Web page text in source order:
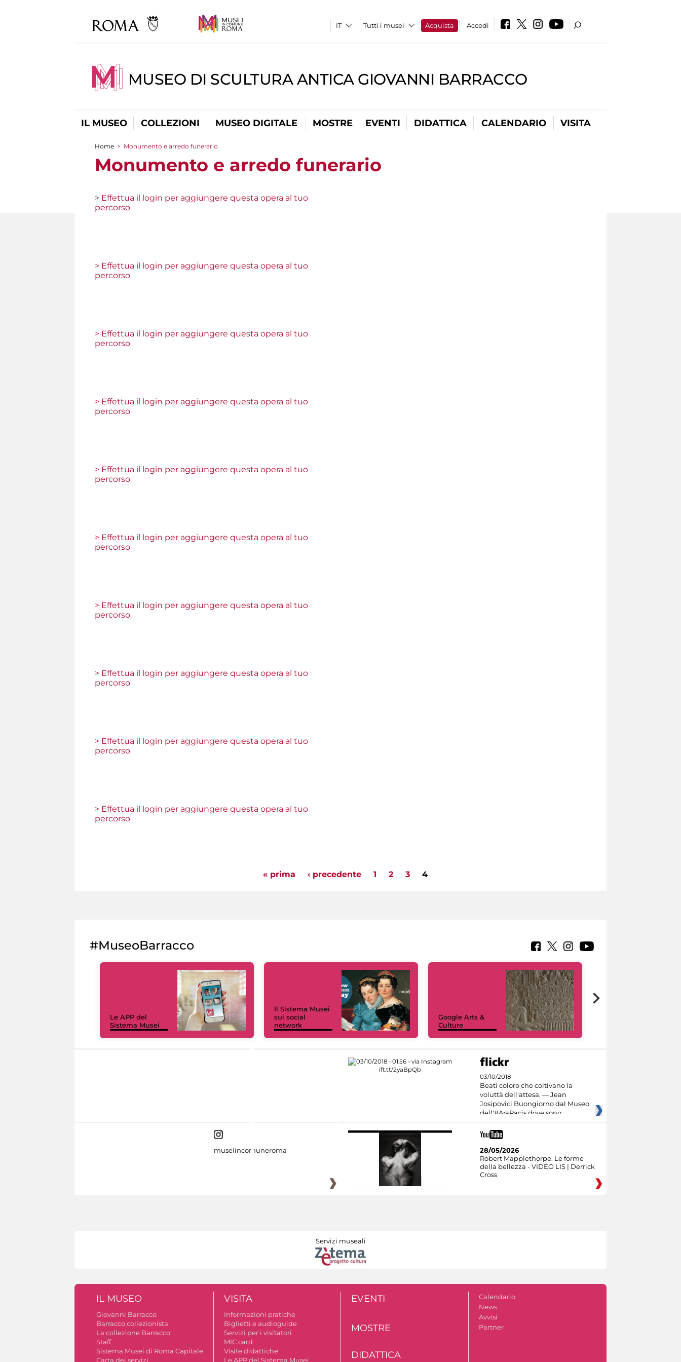
Tutti i musei Acquista Accedi
MUSEO DI SCULTURA ANTICA GIOVANNI BARRACCO
IL MUSEO COLLEZIONI MUSEO DIGITALE MOSTRE EVENTI DIDATTICA CALENDARIO VISITA
Tu sei qui
Home > Monumento e arredo funerario
Monumento e arredo funerario
> Effettua il login per aggiungere questa opera al tuo
percorso
> Effettua il login per aggiungere questa opera al tuo
percorso
> Effettua il login per aggiungere questa opera al tuo
percorso
> Effettua il login per aggiungere questa opera al tuo
percorso
> Effettua il login per aggiungere questa opera al tuo
percorso
> Effettua il login per aggiungere questa opera al tuo
percorso
> Effettua il login per aggiungere questa opera al tuo
percorso
> Effettua il login per aggiungere questa opera al tuo
percorso
> Effettua il login per aggiungere questa opera al tuo
percorso
> Effettua il login per aggiungere questa opera al tuo
percorso
« prima ‹ precedente 1 2 3 4
#MuseoBarracco
Le APP del
Sistema Musei
Il Sistema Musei
sui social
network
Google Arts &
Culture
03/10/2018
Beati coloro che coltivano la
voluttà dell'attesa. — Jean
Josipovici Buongiorno dal Museo
dell'#AraPacis dove sono
museiincomuneroma
28/05/2026
Robert Mapplethorpe. Le forme
della bellezza - VIDEO LIS | Derrick
Cross
Servizi museali
IL MUSEO
Giovanni Barracco
Barracco collezionista
La collezione Barracco
Staff
Sistema Musei di Roma Capitale
Carta dei servizi
VISITA
Informazioni pratiche
Biglietti e audioguide
Servizi per i visitatori
MIC card
Visite didattiche
Le APP del Sistema Musei
EVENTI
MOSTRE
DIDATTICA
Calendario
News
Avvisi
Partner